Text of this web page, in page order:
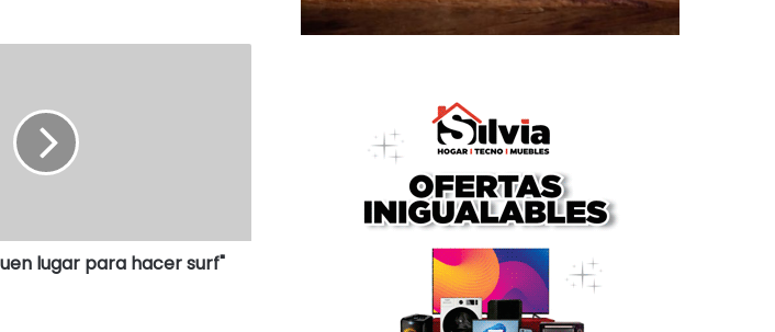
lugar para hacer surf"